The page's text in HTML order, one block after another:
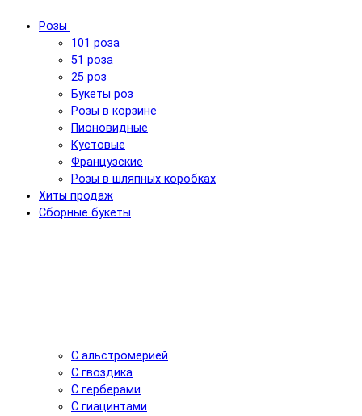
Розы
101 роза
51 роза
25 роз
Букеты роз
Розы в корзине
Пионовидные
Кустовые
Французские
Розы в шляпных коробках
Хиты продаж
Сборные букеты
С альстромерией
С гвоздика
С герберами
С гиацинтами